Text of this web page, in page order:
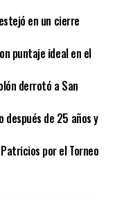
en un cierre
puntaje ideal en el
derrotó a San
después de 25 años y
por el Torneo